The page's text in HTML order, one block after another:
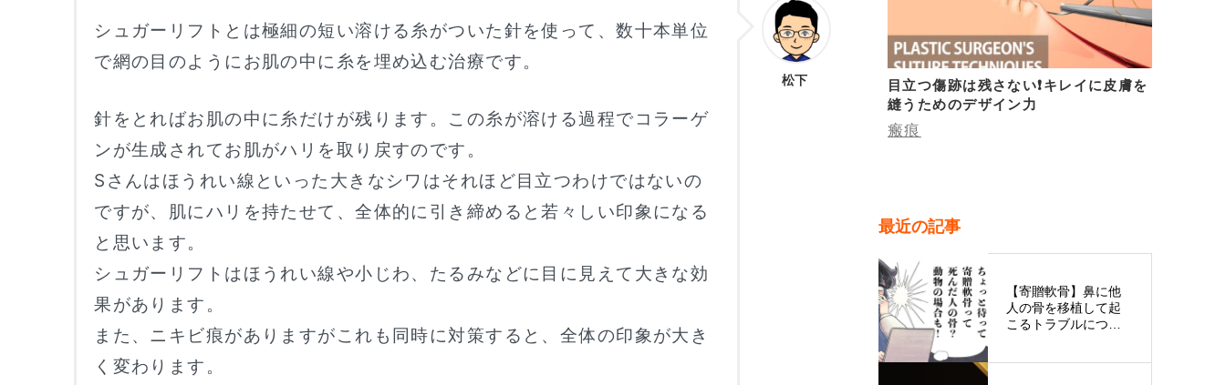
松下
シュガーリフトとは極細の短い溶ける糸がついた針を使って、数十本単位
で網の目のようにお肌の中に糸を埋め込む治療です。
針をとればお肌の中に糸だけが残ります。この糸が溶ける過程でコラーゲ
ンが生成されてお肌がハリを取り戻すのです。
Sさんはほうれい線といった大きなシワはそれほど目立つわけではないの
ですが、肌にハリを持たせて、全体的に引き締めると若々しい印象になる
と思います。
シュガーリフトはほうれい線や小じわ、たるみなどに目に見えて大きな効
果があります。
また、ニキビ痕がありますがこれも同時に対策すると、全体の印象が大き
く変わります。
目立つ傷跡は残さない❗キレイに皮膚を
縫うためのデザイン力
瘢痕
最近の記事
【寄贈軟骨】鼻に他
人の骨を移植して起
こるトラブルについ